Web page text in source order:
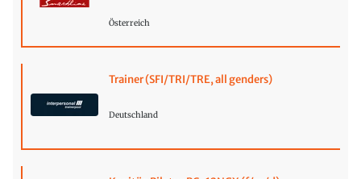
Österreich
Trainer (SFI/TRI/TRE, all genders)
Deutschland